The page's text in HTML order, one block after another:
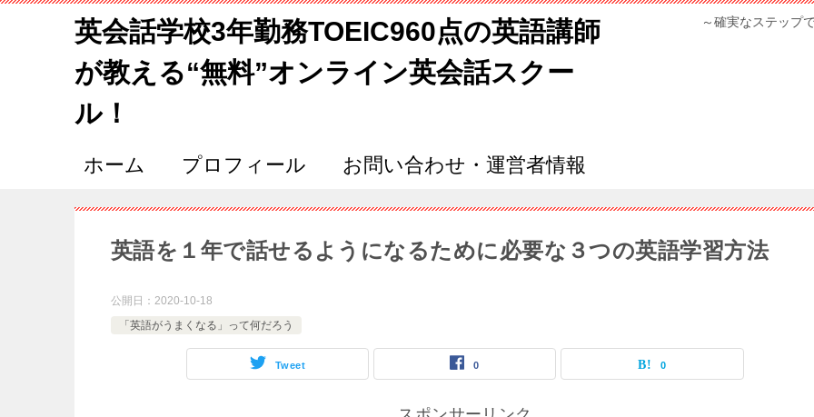
英会話学校3年勤務TOEIC960点の英語講師
が教える“無料”オンライン英会話スクー
ル！
～確実なステップ
ホーム プロフィール お問い合わせ・運営者情報
英語を１年で話せるようになるために必要な３つの英語学習方法
公開日： 2020-10-18
「英語がうまくなる」って何だろう
Tweet 0 0